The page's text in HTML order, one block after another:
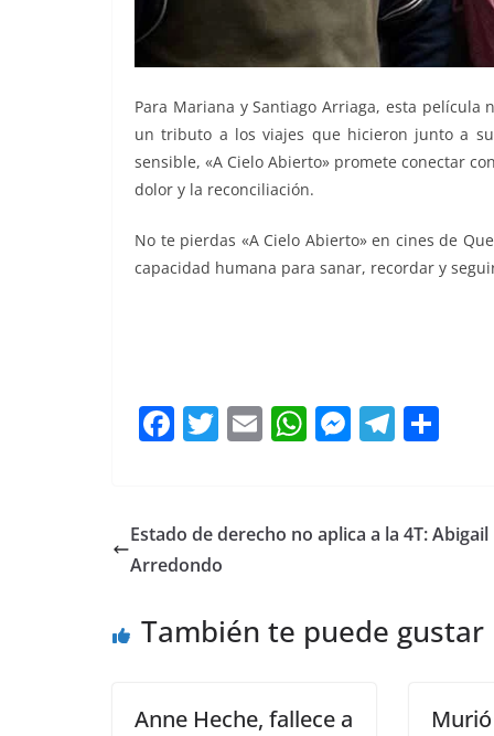
Para Mariana y Santiago Arriaga, esta
un tributo a los viajes que hicieron junto a
sensible, «A Cielo Abierto» promete conectar
dolor y la reconciliación.
No te pierdas «A Cielo Abierto» en cines de
capacidad humana para sanar, recordar y
F
e
b
o
T
er
E
l
W
s
p
M
e
er
T
gr p
Estado de derecho no aplica a la 4T: Abigail
Arredondo
También te puede gustar
Anne Heche, fallece a